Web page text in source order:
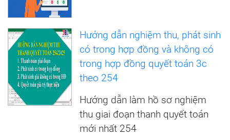
Hướng dẫn nghiệm thu, phát sinh
có trong hợp đồng và không có
trong hợp đồng quyết toán 3c
theo 254
Hướng dẫn làm hồ sơ nghiệm
thu giai đoạn thanh quyết toán
mới nhất 254